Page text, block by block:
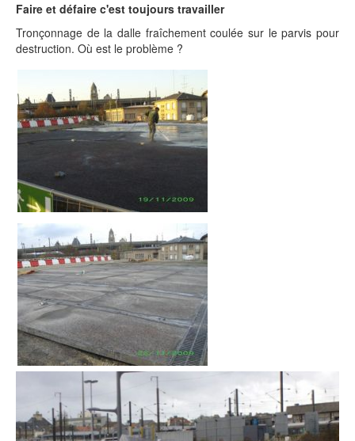
Faire et défaire c'est toujours travailler
Tronçonnage de la dalle fraîchement coulée sur le parvis pour
destruction. Où est le problème ?